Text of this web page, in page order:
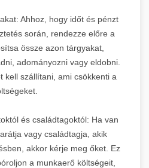
Ahhoz, hogy időt és pénzt
során, rendezze előre a
össze azon tárgyakat,
adományozni vagy eldobni.
kell szállítani, ami csökkenti a
és családtagoktól: Ha van
vagy családtagja, akik
akkor kérje meg őket. Ez
a munkaerő költségeit,